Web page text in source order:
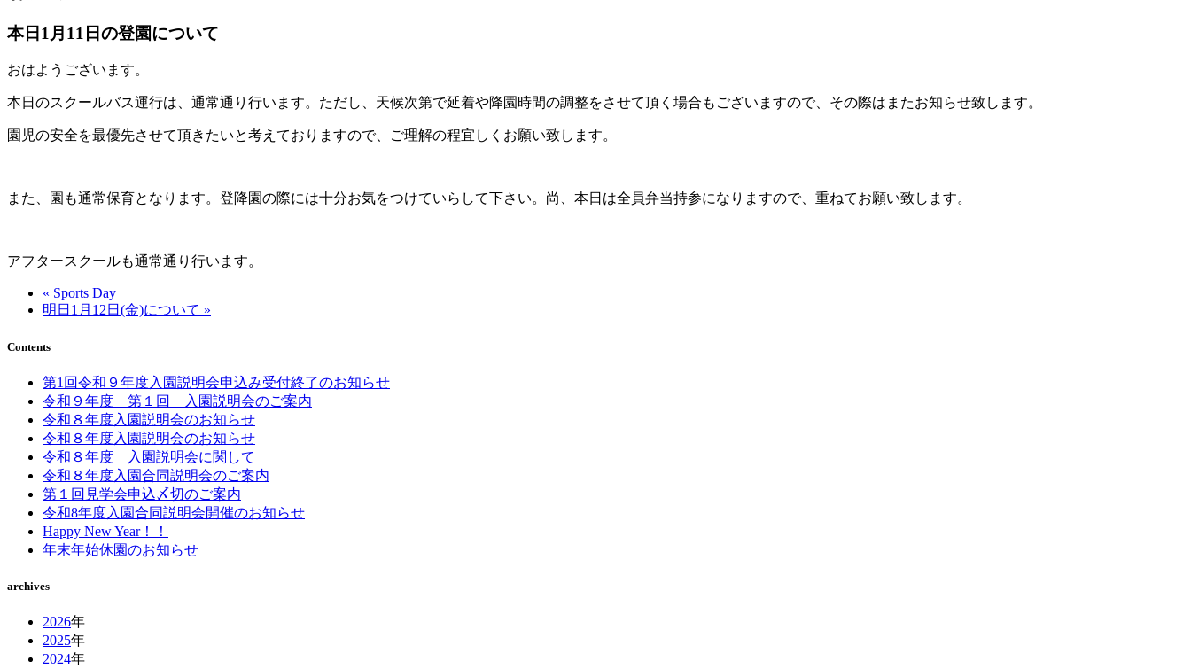
本日1月11日の登園について
おはようございます。
本日のスクールバス運行は、通常通り行います。ただし、天候次第で延着や降園時間の調整をさせて頂く場合もございますので、その際はまたお知らせ致します。
園児の安全を最優先させて頂きたいと考えておりますので、ご理解の程宜しくお願い致します。
また、園も通常保育となります。登降園の際には十分お気をつけていらして下さい。尚、本日は全員弁当持参になりますので、重ねてお願い致します。
アフタースクールも通常通り行います。
« Sports Day
明日1月12日(金)について »
Contents
第1回令和９年度入園説明会申込み受付終了のお知らせ
令和９年度 第１回 入園説明会のご案内
令和８年度入園説明会のお知らせ
令和８年度入園説明会のお知らせ
令和８年度 入園説明会に関して
令和８年度入園合同説明会のご案内
第１回見学会申込〆切のご案内
令和8年度入園合同説明会開催のお知らせ
Happy New Year！！
年末年始休園のお知らせ
archives
2026年
2025年
2024年